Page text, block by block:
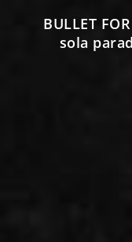
BULLET
sola